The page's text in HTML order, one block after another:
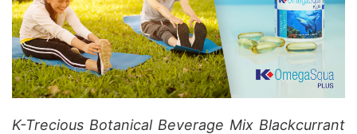
K-Trecious Botanical Beverage Mix Blackcurrant